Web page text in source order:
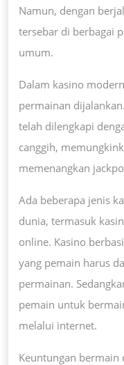
Namun, dengan
tersebar di berbagai
umum.
Dalam kasino
permainan
telah dilengkapi
canggih,
memenangkan
Ada beberapa jenis
dunia, termasuk
online. Kasino
yang pemain harus
permainan.
pemain untuk
melalui internet.
Keuntungan bermain